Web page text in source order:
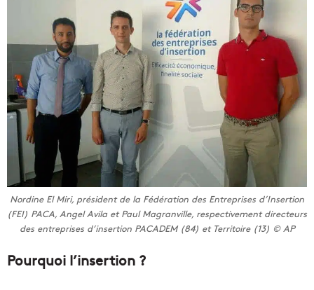
Nordine El Miri, président de la Fédération des Entreprises d’Insertion
(FEI) PACA, Angel Avila et Paul Magranville, respectivement directeurs
des entreprises d’insertion PACADEM (84) et Territoire (13) © AP
Pourquoi l’insertion ?